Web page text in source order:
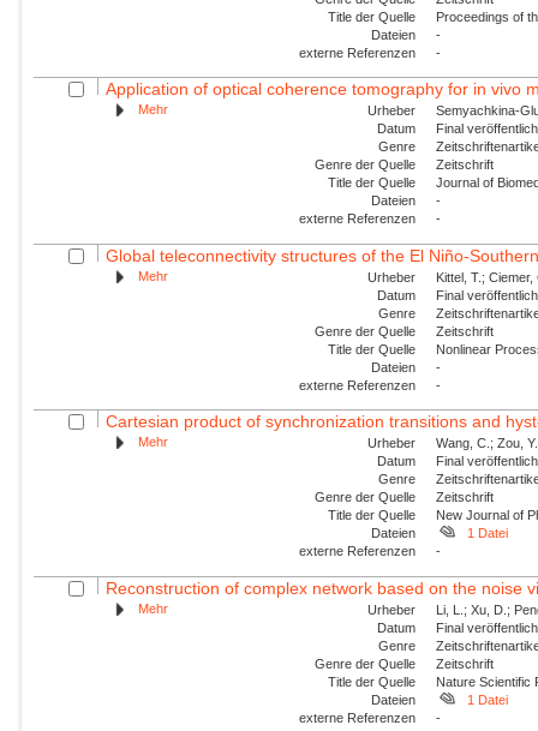
Title der Quelle
Proceedings of
Dateien
-
externe Referenzen
-
Application of optical coherence tomography for in vivo
Mehr Urheber
Semyachkina-
Datum
Final
Genre
Genre der Quelle
Zeitschrift
Title der Quelle
Journal of
Dateien
-
externe Referenzen
-
Global teleconnectivity structures of the El Niño-
Mehr Urheber
Kittel, T.;
Datum
Final
Genre
Genre der Quelle
Zeitschrift
Title der Quelle
Nonlinear
Dateien
-
externe Referenzen
-
Cartesian product of synchronization transitions and
Mehr Urheber
Wang, C.; Zou,
Datum
Final
Genre
Genre der Quelle
Zeitschrift
Title der Quelle
New Journal of
Dateien
1 Datei
externe Referenzen
-
Reconstruction of complex network based on the noise
Mehr Urheber
Li, L.; Xu, D.;
Datum
Final
Genre
Genre der Quelle
Zeitschrift
Title der Quelle
Nature Scientific
Dateien
1 Datei
externe Referenzen
-